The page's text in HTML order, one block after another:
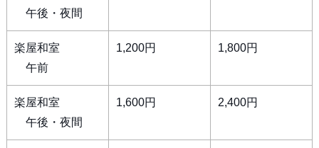
午後・夜間
楽屋和室
午前
1,200円 1,800円
楽屋和室
午後・夜間
1,600円 2,400円